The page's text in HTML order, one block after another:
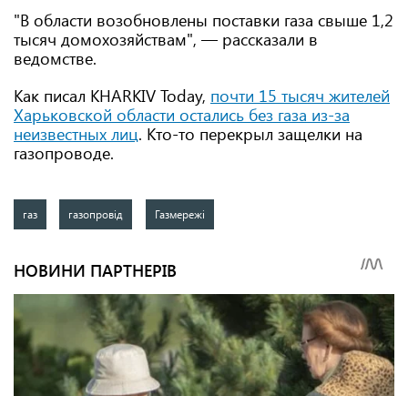
"В области возобновлены поставки газа свыше 1,2
тысяч домохозяйствам", — рассказали в
ведомстве.
Как писал KHARKIV Today, почти 15 тысяч жителей
Харьковской области остались без газа из-за
неизвестных лиц. Кто-то перекрыл защелки на
газопроводе.
газ газопровід Газмережі